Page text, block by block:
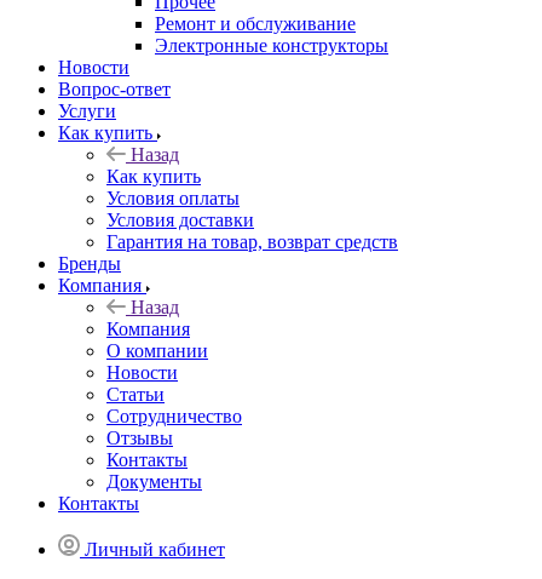
Ремонт и обслуживание
Электронные конструкторы
Новости
Вопрос-ответ
Услуги
Как купить
Назад
Как купить
Условия оплаты
Условия доставки
Гарантия на товар, возврат средств
Бренды
Компания
Назад
Компания
О компании
Новости
Статьи
Сотрудничество
Отзывы
Контакты
Документы
Контакты
Личный кабинет